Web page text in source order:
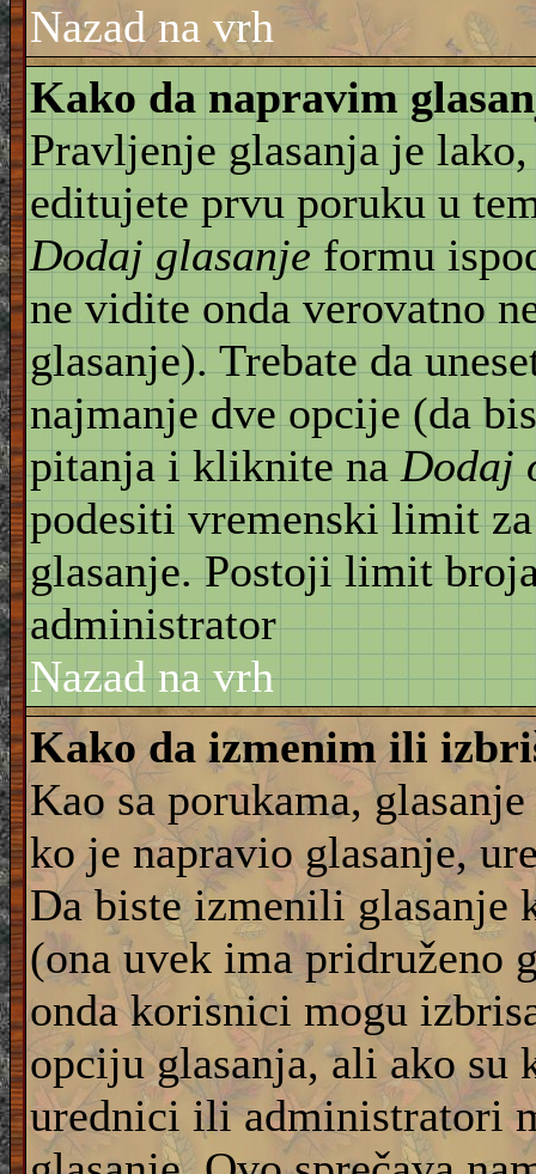
Nazad na vrh
Kako da napravim
Pravljenje glasanja je
editujete prvu poruku u
Dodaj glasanjeformu
ne vidite onda verovatno
glasanje). Trebate da
najmanje dve opcije (da
pitanja i kliknite naDodaj
podesiti vremenski limit
glasanje. Postoji limit
administrator
Nazad na vrh
Kako da izmenim ili
Kao sa porukama,
ko je napravio glasanje,
Da biste izmenili glasanje
(ona uvek ima pridruženo
onda korisnici mogu
opciju glasanja, ali ako su
urednici ili administratori